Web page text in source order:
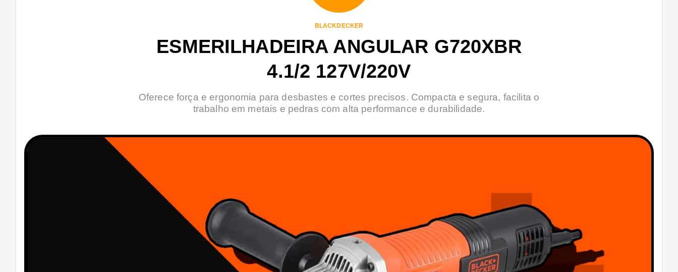
BLACKDECKER
ESMERILHADEIRA ANGULAR G720XBR
4.1/2 127V/220V
Oferece força e ergonomia para desbastes e cortes precisos. Compacta e segura, facilita o
trabalho em metais e pedras com alta performance e durabilidade.